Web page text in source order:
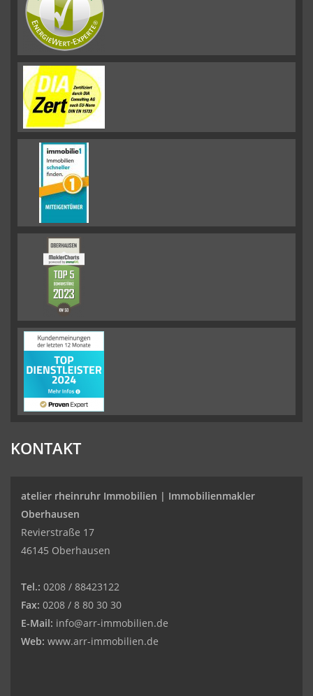
KONTAKT
atelier rheinruhr Immobilien | Immobilienmakler
Oberhausen
Revierstraße 17
46145 Oberhausen
Tel.: 0208 / 88423122
Fax: 0208 / 8 80 30 30
E-Mail: info@arr-immobilien.de
Web: www.arr-immobilien.de